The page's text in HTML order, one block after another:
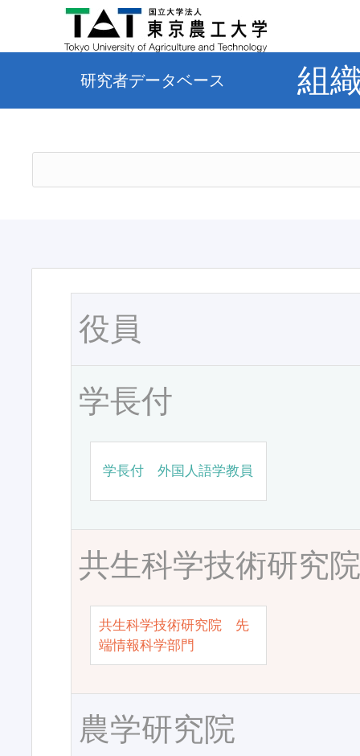
研究者データベース 組
役員
学長付
学長付 外国人語学教員
共生科学技術研究
共生科学技術研究院 先
端情報科学部門
農学研究院